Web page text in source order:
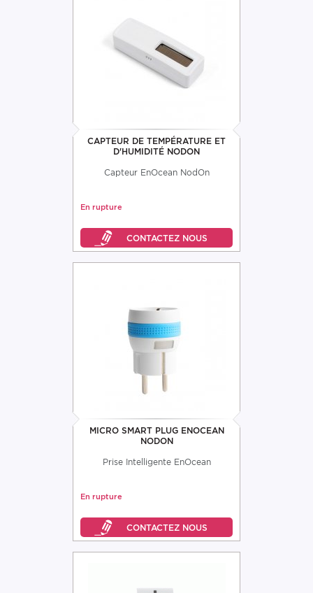
CAPTEUR DE TEMPÉRATURE ET
D'HUMIDITÉ NODON
Capteur EnOcean NodOn
En rupture
MICRO SMART PLUG ENOCEAN
NODON
Prise Intelligente EnOcean
En rupture